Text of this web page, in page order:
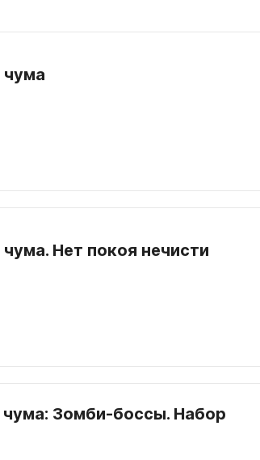
Нет покоя нечисти
Зомби-боссы. Набор